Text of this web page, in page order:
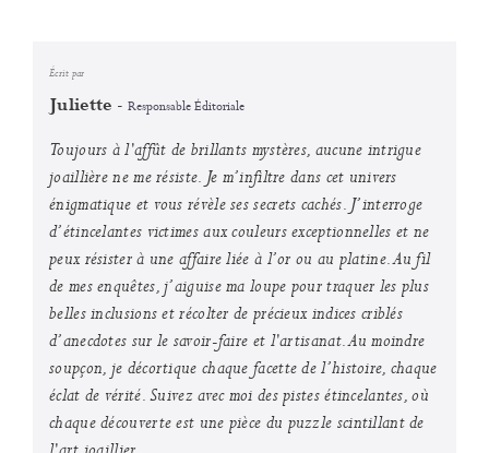
Écrit par
Juliette -Responsable Éditoriale
Toujours à l'affût de brillants mystères, aucune intrigue
joaillière ne me résiste. Je m’infiltre dans cet univers
énigmatique et vous révèle ses secrets cachés. J’interroge
d’étincelantes victimes aux couleurs exceptionnelles et ne
peux résister à une affaire liée à l’or ou au platine. Au fil
de mes enquêtes, j’aiguise ma loupe pour traquer les plus
belles inclusions et récolter de précieux indices criblés
d’anecdotes sur le savoir-faire et l'artisanat. Au moindre
soupçon, je décortique chaque facette de l’histoire, chaque
éclat de vérité. Suivez avec moi des pistes étincelantes, où
chaque découverte est une pièce du puzzle scintillant de